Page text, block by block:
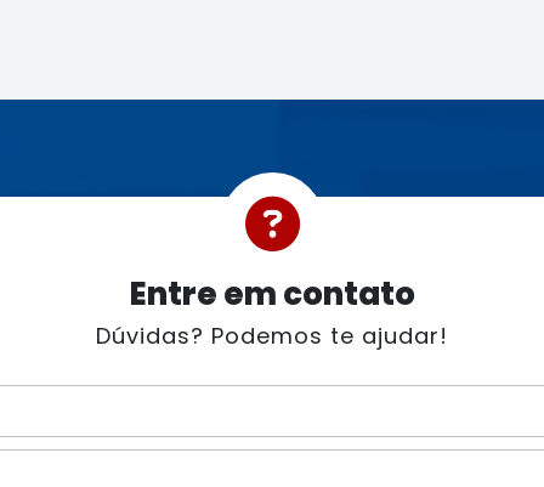
Entre em contato
Dúvidas? Podemos te ajudar!